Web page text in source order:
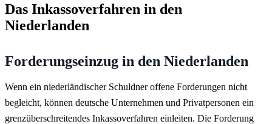
Das Inkassoverfahren in den
Niederlanden
Forderungseinzug in den Niederlanden
Wenn ein niederländischer Schuldner offene Forderungen nicht
begleicht, können deutsche Unternehmen und Privatpersonen ein
grenzüberschreitendes Inkassoverfahren einleiten. Die Forderung